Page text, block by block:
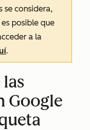
se considera,
posible que
a la
.
Google